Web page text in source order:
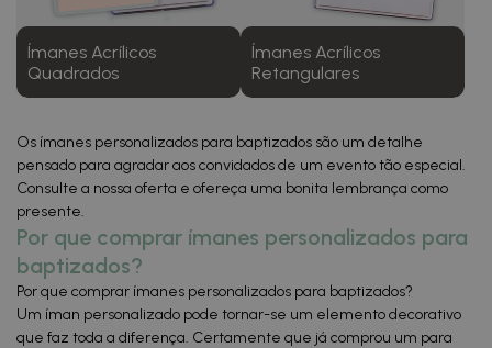
Ímanes Acrílicos
Quadrados
Ímanes Acrílicos
Retangulares
Os ímanes personalizados para baptizados são um detalhe
pensado para agradar aos convidados de um evento tão especial.
Consulte a nossa oferta e ofereça uma bonita lembrança como
presente.
Por que comprar ímanes personalizados para
baptizados?
Por que comprar ímanes personalizados para baptizados?
Um íman personalizado pode tornar-se um elemento decorativo
que faz toda a diferença. Certamente que já comprou um para